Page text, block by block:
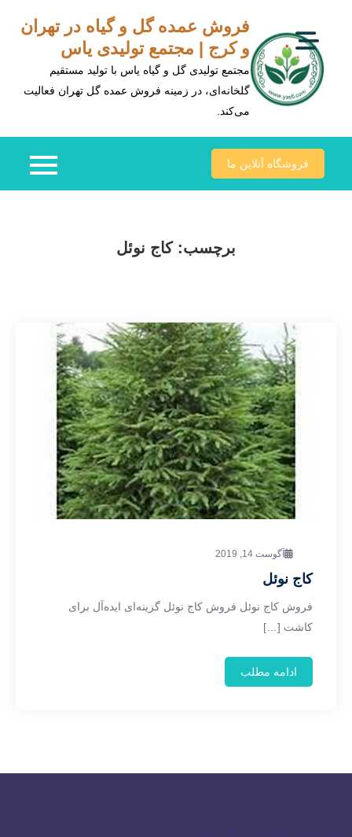
content
فروش عمده گل و گیاه در تهران
و کرج | مجتمع تولیدی یاس
مجتمع تولیدی گل و گیاه یاس با تولید مستقیم
گلخانه‌ای، در زمینه فروش عمده گل تهران فعالیت
می‌کند.
فروشگاه آنلاین ما
برچسب:کاج نوئل
آگوست 14, 2019
کاج نوئل
فروش کاج نوئل فروش کاج نوئل گزینه‌ای ایده‌آل برای
کاشت […]
ادامه مطلب